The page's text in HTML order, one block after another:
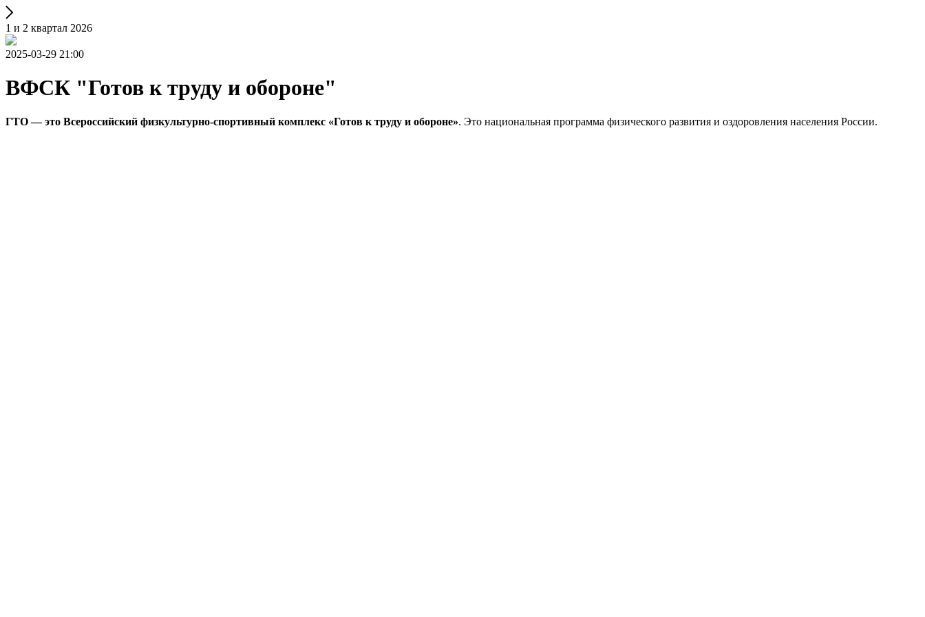
1 и 2 квартал 2026
2025-03-29 21:00
ВФСК "Готов к труду и обороне"
ГТО — это Всероссийский физкультурно-спортивный комплекс «Готов к труду и обороне». Это национальная программа физического развития и оздоровления населения России.